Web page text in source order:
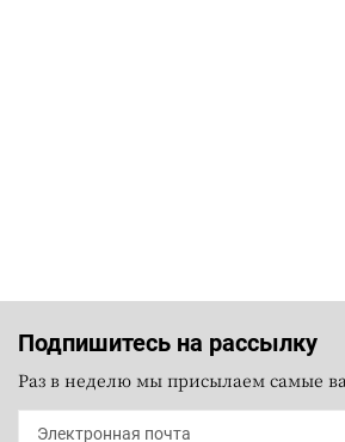
Подпишитесь на рассылку
Раз в неделю мы присылаем самые